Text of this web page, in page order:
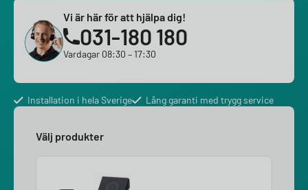
Vi är här för att hjälpa dig!
031-180 180
Vardagar 08:30 – 17:30
Installation i hela Sverige Lång garanti med trygg service
Välj produkter